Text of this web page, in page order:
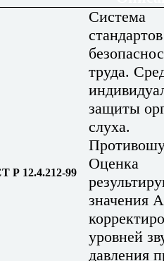
Р 12.4.212-99
Система
стандартов
труда.
защиты
слуха.
Оценка
значения
уровней
давления